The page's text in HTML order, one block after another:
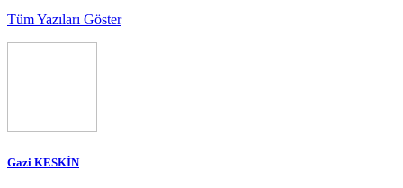
Tüm Yazıları Göster
Gazi KESKİN